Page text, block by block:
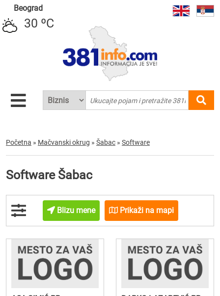
Beograd
30 ºC
Početna » Mačvanski okrug » Šabac » Software
Software Šabac
Blizu mene Prikaži na mapi